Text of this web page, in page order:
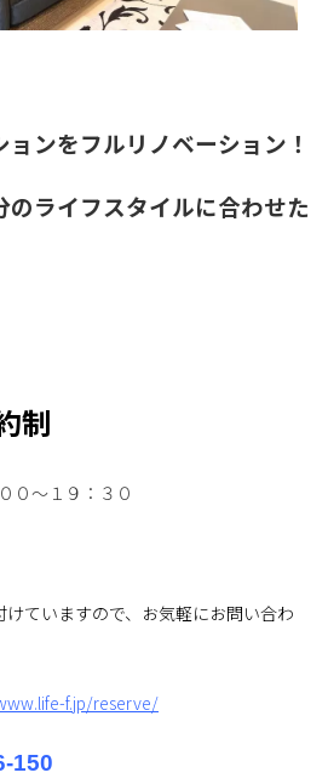
ンをフルリノベーション！
のライフスタイルに合わせた
制
０～１９：３０
ていますので、お気軽にお問い合わ
f.jp/reserve/
150